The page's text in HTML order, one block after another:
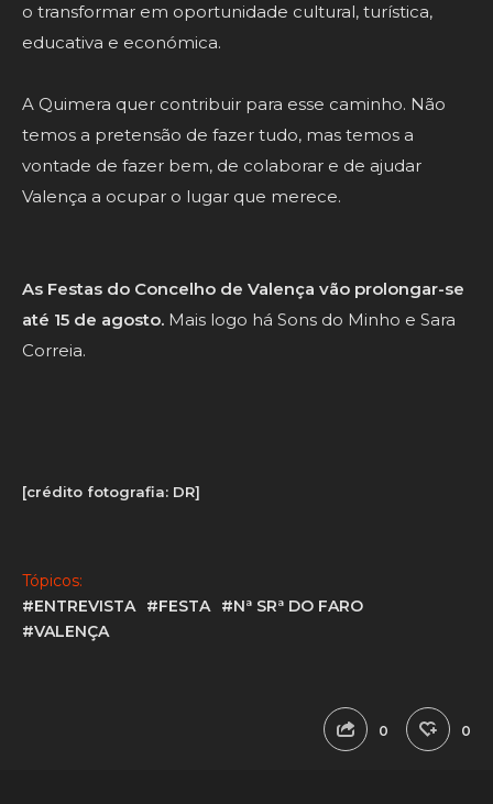
o transformar em oportunidade cultural, turística,
educativa e económica.
A Quimera quer contribuir para esse caminho. Não
temos a pretensão de fazer tudo, mas temos a
vontade de fazer bem, de colaborar e de ajudar
Valença a ocupar o lugar que merece.
As Festas do Concelho de Valença vão prolongar-se
até 15 de agosto. Mais logo há Sons do Minho e Sara
Correia.
[crédito fotografia: DR]
Tópicos:
#ENTREVISTA
#FESTA
#Nª SRª DO FARO
#VALENÇA
0 0